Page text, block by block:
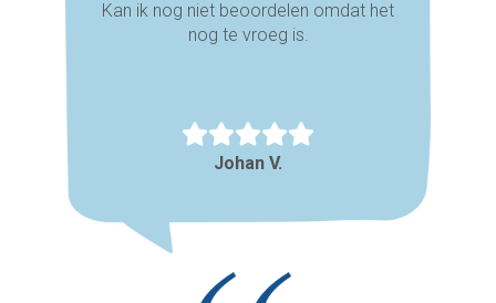
Kan ik nog niet beoordelen omdat het
nog te vroeg is.
Johan V.